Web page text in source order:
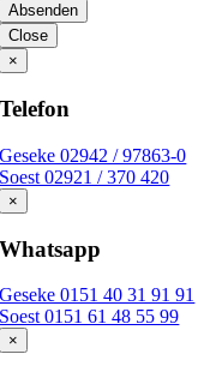
Absenden
Close
×
Telefon
Geseke 02942 / 97863-0
Soest 02921 / 370 420
×
Whatsapp
Geseke 0151 40 31 91 91
Soest 0151 61 48 55 99
×